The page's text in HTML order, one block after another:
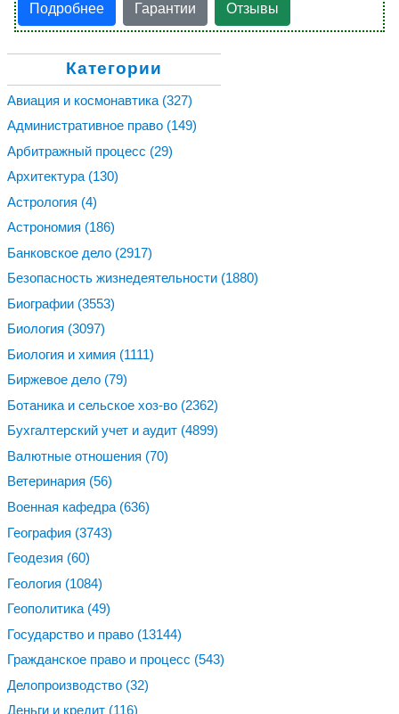
Подробнее Гарантии Отзывы
Категории
Авиация и космонавтика (327)
Административное право (149)
Арбитражный процесс (29)
Архитектура (130)
Астрология (4)
Астрономия (186)
Банковское дело (2917)
Безопасность жизнедеятельности (1880)
Биографии (3553)
Биология (3097)
Биология и химия (1111)
Биржевое дело (79)
Ботаника и сельское хоз-во (2362)
Бухгалтерский учет и аудит (4899)
Валютные отношения (70)
Ветеринария (56)
Военная кафедра (636)
География (3743)
Геодезия (60)
Геология (1084)
Геополитика (49)
Государство и право (13144)
Гражданское право и процесс (543)
Делопроизводство (32)
Деньги и кредит (116)